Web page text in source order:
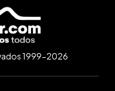
1999-2026